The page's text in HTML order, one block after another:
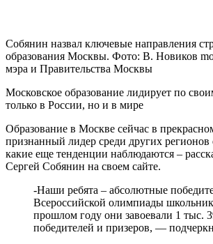
Собянин назвал ключевые направления
образования Москвы. Фото: В. Новиков
мэра и Правительства Москвы
Московское образование лидирует по
только в России, но и в мире
Образование в Москве сейчас в
признанный лидер среди других
какие еще тенденции наблюдаются –
Сергей Собянин на своем сайте.
-Наши ребята – абсолютные
Всероссийской олимпиады
прошлом году они завоевали 1 тыс.
победителей и призеров, —